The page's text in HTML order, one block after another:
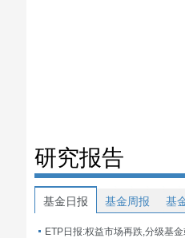
研究报告
基金日报 基金周报 基
ETP日报:权益市场再跌,分级基